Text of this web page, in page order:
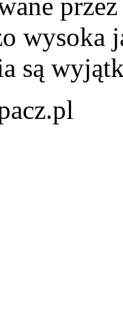
wysoka
są